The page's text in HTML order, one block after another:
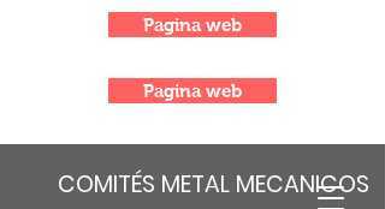
COMITÉS METAL MECANICOS
Pagina web
Pagina web